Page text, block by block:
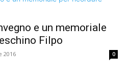
e un memoriale
Filpo
2016 0